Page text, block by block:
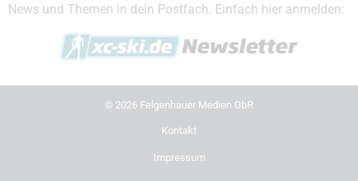
News und Themen in dein Postfach. Einfach hier anmelden:
© 2026 Felgenhauer Medien GbR
Kontakt
Impressum